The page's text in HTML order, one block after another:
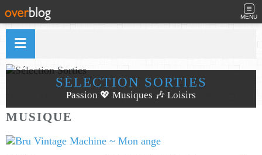
MENU
SÉLECTION SORTIES
Passion 💖 Musiques 🎶 Loisirs
MUSIQUE